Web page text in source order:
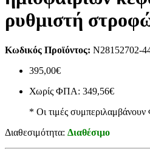
ρυθμιστή
Κωδικός Προϊόντος: N28152702-
395,00€
Χωρίς ΦΠΑ: 349,56€
* Οι τιμές
Διαθεσιμότητα: Διαθέσιμο